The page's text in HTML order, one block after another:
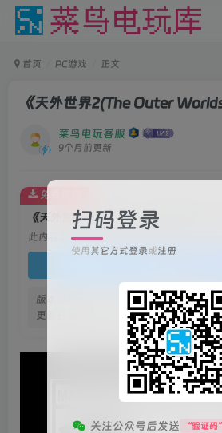
首页 PC游戏 正文
《天外世界2(The Outer
菜鸟电玩客服
9个月前更新
《天外世界2(The Outer Worlds 2)》
此内容为免费资源，请登录后查看
版本信息
更新日期
免费资源
扫码登录
使用其它方式登录或注册
关注公众号后发送 “验证码”